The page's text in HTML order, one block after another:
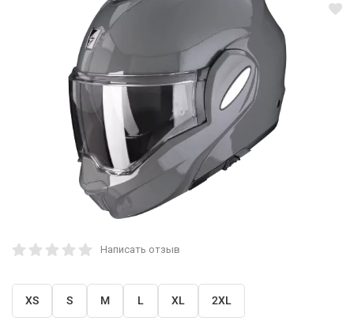
Написать отзыв
XS S M L XL 2XL